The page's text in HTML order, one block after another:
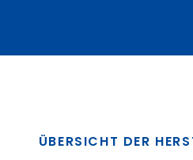
ÜBERSICHT DER